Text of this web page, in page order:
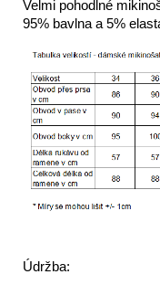
Velmi pohodlné
95% bavlna a 5%
Údržba: